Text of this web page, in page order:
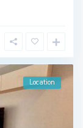
Location